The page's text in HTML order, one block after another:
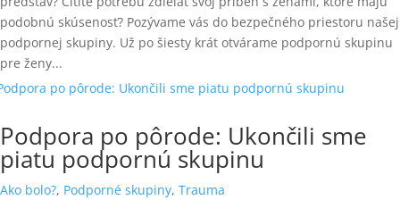
podobnú skúsenosť? Pozývame vás do bezpečného priestoru našej
podpornej skupiny. Už po šiesty krát otvárame podpornú skupinu
pre ženy...
Podpora po pôrode: Ukončili sme
piatu podpornú skupinu
Ako bolo?, Podporné skupiny, Trauma